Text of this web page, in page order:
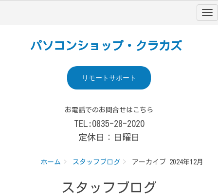
パソコンショップ・クラカズ
リモートサポート
お電話でのお問合せはこちら
TEL:0835-28-2020
定休日：日曜日
ホーム スタッフブログ アーカイブ 2024年12月
スタッフブログ